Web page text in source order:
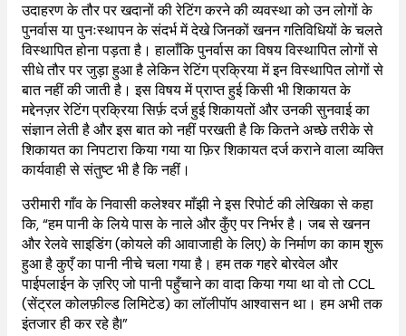
उदाहरण के तौर पर खदानों की रेटिंग करने की व्यवस्था को उन लोगों के
पुनर्वास या पुनःस्थापन के संदर्भ में देखे जिनकों खनन गतिविधियों के चलते
विस्थापित होना पड़ता है। हालाँकि पुनर्वास का विषय विस्थापित लोगों से
सीधे तौर पर जुड़ा हुआ है लेकिन रेटिंग प्रक्रिया में इन विस्थापित लोगों से
बात नहीं की जाती है। इस विषय में प्राप्त हुई किसी भी शिकायत के
मद्देनज़र रेटिंग प्रक्रिया सिर्फ़ दर्ज हुई शिकायतों और उनकी सुनवाई का
संज्ञान लेती है और इस बात को नहीं परखती है कि कितने अच्छे तरीके से
शिकायत का निपटारा किया गया या फ़िर शिकायत दर्ज कराने वाला व्यक्ति
कार्यवाही से संतुष्ट भी है कि नहीं।
उरीमारी गाँव के निवासी कलेश्वर माँझी ने इस रिपोर्ट की लेखिका से कहा
कि, “हम पानी के लिये पास के नाले और कुँए पर निर्भर है। जब से खनन
और रेलवे साइडिंग (कोयले की आवाजाही के लिए) के निर्माण का काम शुरू
हुआ है कुएँ का पानी नीचे चला गया है। हम तक गहरे बोरवेल और
पाईपलाईन के ज़रिए जो पानी पहुँचाने का वादा किया गया था वो तो CCL
(सेंट्रल कोलफ़ील्ड लिमिटेड) का लॉलीपॉप आश्वासन था। हम अभी तक
इंतजार ही कर रहे हैI”